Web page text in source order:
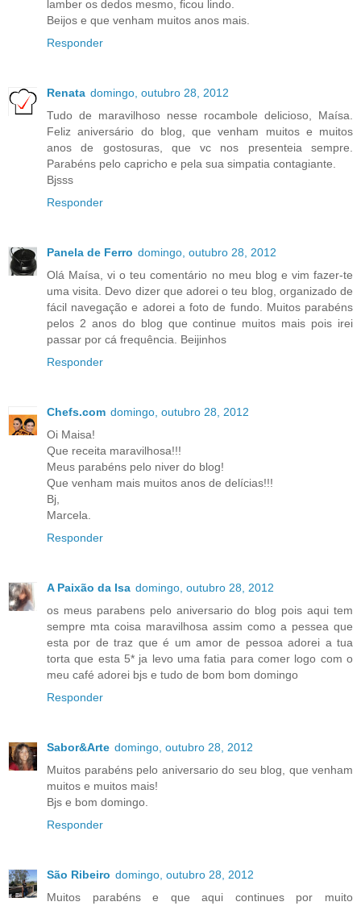
lamber os dedos mesmo, ficou lindo.
Beijos e que venham muitos anos mais.
Responder
Renata domingo, outubro 28, 2012
Tudo de maravilhoso nesse rocambole delicioso, Maísa.
Feliz aniversário do blog, que venham muitos e muitos
anos de gostosuras, que vc nos presenteia sempre.
Parabéns pelo capricho e pela sua simpatia contagiante.
Bjsss
Responder
Panela de Ferro domingo, outubro 28, 2012
Olá Maísa, vi o teu comentário no meu blog e vim fazer-te
uma visita. Devo dizer que adorei o teu blog, organizado de
fácil navegação e adorei a foto de fundo. Muitos parabéns
pelos 2 anos do blog que continue muitos mais pois irei
passar por cá frequência. Beijinhos
Responder
Chefs.com domingo, outubro 28, 2012
Oi Maisa!
Que receita maravilhosa!!!
Meus parabéns pelo niver do blog!
Que venham mais muitos anos de delícias!!!
Bj,
Marcela.
Responder
A Paixão da Isa domingo, outubro 28, 2012
os meus parabens pelo aniversario do blog pois aqui tem
sempre mta coisa maravilhosa assim como a pessea que
esta por de traz que é um amor de pessoa adorei a tua
torta que esta 5* ja levo uma fatia para comer logo com o
meu café adorei bjs e tudo de bom bom domingo
Responder
Sabor&Arte domingo, outubro 28, 2012
Muitos parabéns pelo aniversario do seu blog, que venham
muitos e muitos mais!
Bjs e bom domingo.
Responder
São Ribeiro domingo, outubro 28, 2012
Muitos parabéns e que aqui continues por muito